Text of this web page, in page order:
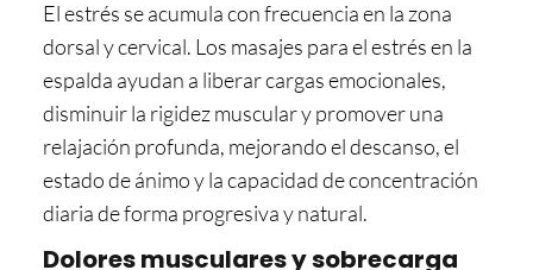
El estrés se acumula con frecuencia en la zona
dorsal y cervical. Los masajes para el estrés en la
espalda ayudan a liberar cargas emocionales,
disminuir la rigidez muscular y promover una
relajación profunda, mejorando el descanso, el
estado de ánimo y la capacidad de concentración
diaria de forma progresiva y natural.
Dolores musculares y sobrecarga